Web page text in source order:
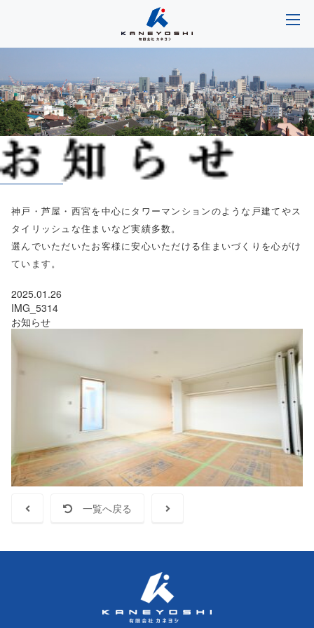
神戸・芦屋・西宮を中心にタワーマンションのような戸建てやス
タイリッシュな住まいなど実績多数。
選んでいただいたお客様に安心いただける住まいづくりを心がけ
ています。
2025.01.26
IMG_5314
お知らせ
一覧へ戻る